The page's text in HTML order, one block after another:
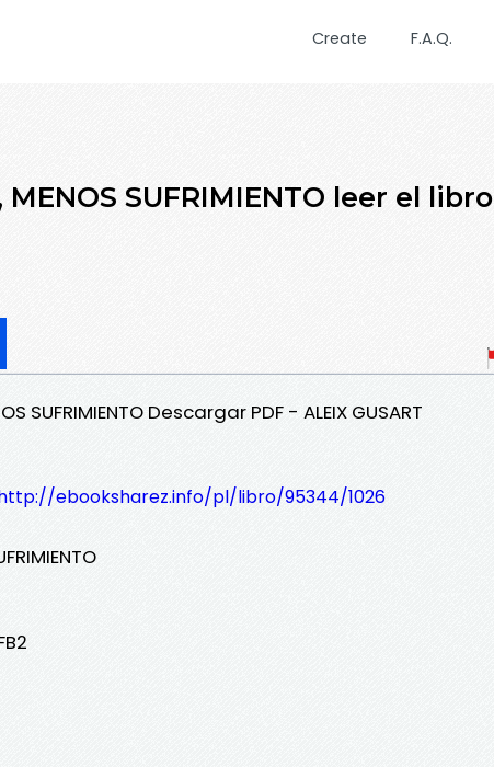
Create F.A.Q.
MENOS SUFRIMIENTO leer el libro
SUFRIMIENTO Descargar PDF - ALEIX GUSART
ebooksharez.info/pl/libro/95344/1026